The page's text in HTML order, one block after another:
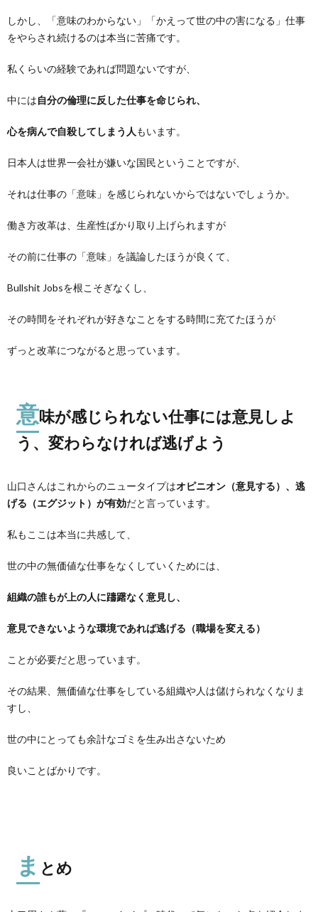
しかし、「意味のわからない」「かえって世の中の害になる」仕事
をやらされ続けるのは本当に苦痛です。
私くらいの経験であれば問題ないですが、
中には自分の倫理に反した仕事を命じられ、
心を病んで自殺してしまう人 もいます。
日本人は世界一会社が嫌いな国民ということですが、
それは仕事の「意味」を感じられないからではないでしょうか。
働き方改革は、生産性ばかり取り上げられますが
その前に仕事の「意味」を議論したほうが良くて、
Bullshit Jobsを根こそぎなくし、
その時間をそれぞれが好きなことをする時間に充てたほうが
ずっと改革につながると思っています。
意味が感じられない仕事には意見しよ
う、変わらなければ逃げよう
山口さんはこれからのニュータイプはオピニオン（意見する）、逃
げる（エグジット）が有効だと言っています。
私もここは本当に共感して、
世の中の無価値な仕事をなくしていくためには、
組織の誰もが上の人に躊躇なく意見し、
意見できないような環境であれば逃げる（職場を変える）
ことが必要だと思っています。
その結果、無価値な仕事をしている組織や人は儲けられなくなりま
すし、
世の中にとっても余計なゴミを生み出さないため
良いことばかりです。
ま とめ